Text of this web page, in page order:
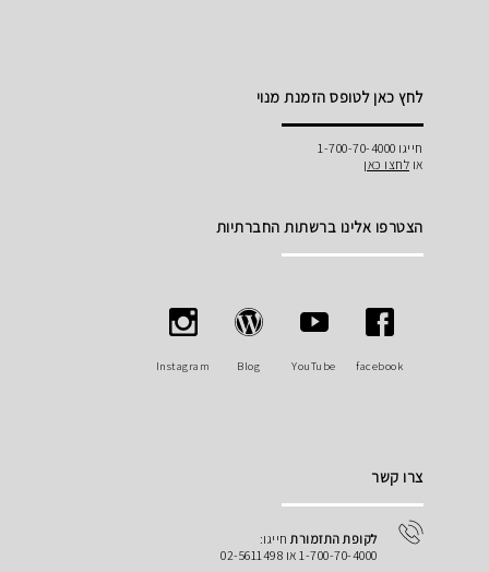
לחץ כאן לטופס הזמנת מנוי
חייגו 1-700-70-4000
או לחצו כאן
הצטרפו אלינו ברשתות החברתיות
facebook
YouTube
Blog
Instagram
צרו קשר
לקופת התזמורתחייגו:
1-700-70-4000 או 02-5611498